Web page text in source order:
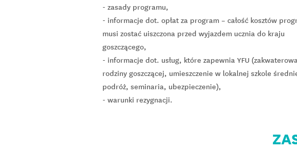
- zasady programu,
- informacje dot. opłat za program – całość kosztów
musi zostać uiszczona przed wyjazdem ucznia do kraju
goszczącego,
- informacje dot. usług, które zapewnia YFU
rodziny goszczącej, umieszczenie w lokalnej szkole
podróż, seminaria, ubezpieczenie),
- warunki rezygnacji.